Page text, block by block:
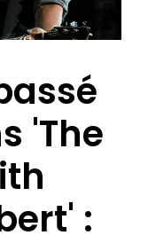
'The
: